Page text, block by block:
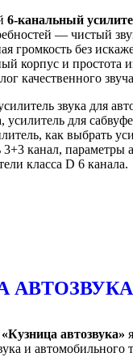
6-канальный
— чистый
громкость без
корпус и простота
качественного
звука для
усилитель для
как выбрать
канал, параметры
класса D 6 канала.
АВТОЗВУКА
«Кузница автозвука»
и автомобильного